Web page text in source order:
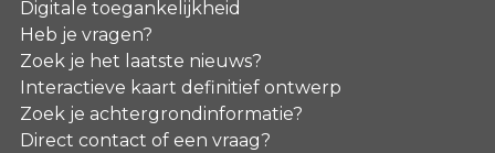
Digitale toegankelijkheid
Heb je vragen?
Zoek je het laatste nieuws?
Interactieve kaart definitief ontwerp
Zoek je achtergrondinformatie?
Direct contact of een vraag?